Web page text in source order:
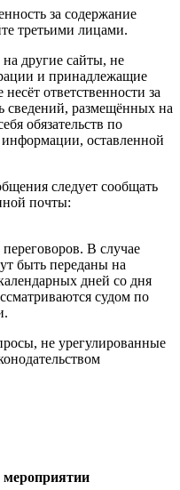
за содержание
третьими лицами.
другие сайты, не
и принадлежащие
ответственности за
сведений, размещённых на
обязательств по
оставленной
следует сообщать
почты:
В случае
быть переданы на
дней со дня
судом по
не урегулированные